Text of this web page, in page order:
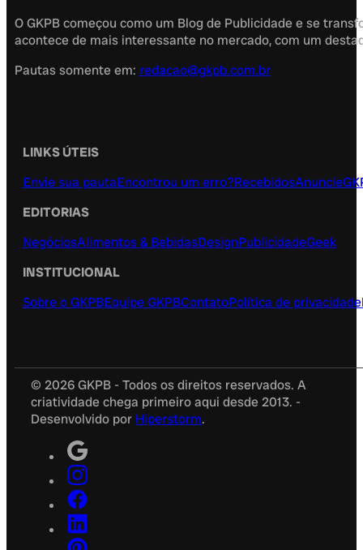
O GKPB começou como um Blog de Publicidade e se
acontece de mais interessante no mercado, com um
Pautas somente em: redacao@gkpb.com.br
LINKS ÚTEIS
Envie sua pautaEncontrou um erro?RecebidosAnuncie
EDITORIAS
NegóciosAlimentos & BebidasDesignPublicidadeGeek
INSTITUCIONAL
Sobre o GKPBEquipe GKPBContatoPolítica de privacidade
© 2026 GKPB - Todos os direitos reservados. A
criatividade chega primeiro aqui desde 2013. -
Desenvolvido por Hiperstorm.